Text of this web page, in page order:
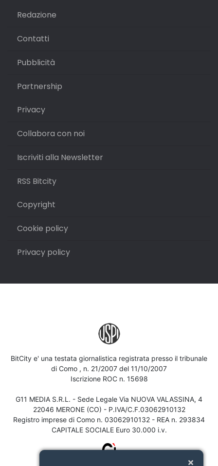
Redazione
Contatti
Pubblicità
Partnership
Privacy
Collabora con noi
Iscriviti alla Newsletter
RSS Bitcity
Copyright
Cookie policy
Privacy policy
BitCity e' una testata giornalistica registrata presso il tribunale
di Como , n. 21/2007 del 11/10/2007
Iscrizione ROC n. 15698
G11 MEDIA S.R.L. - Sede Legale Via NUOVA VALASSINA, 4
22046 MERONE (CO) - P.IVA/C.F.03062910132
Registro imprese di Como n. 03062910132 - REA n. 293834
CAPITALE SOCIALE Euro 30.000 i.v.